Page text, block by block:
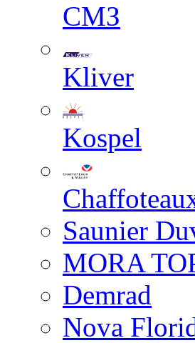
СМЗ
Kliver
Kospel
Saunier
MORA
Demrad
Nova